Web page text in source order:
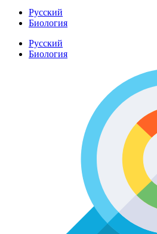
Русский
Биология
Русский
Биология